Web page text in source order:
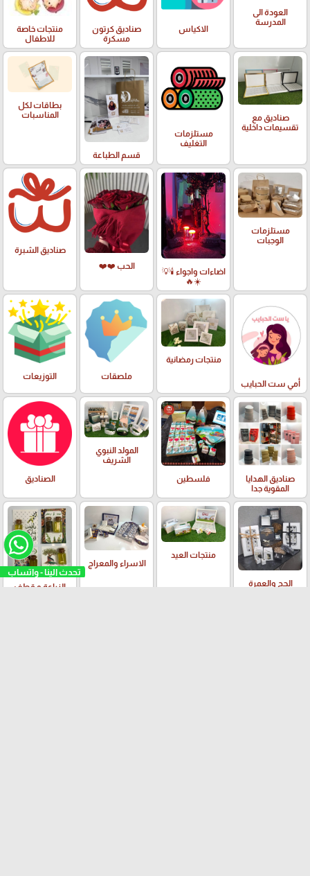
العودة الى
المدرسة
الاكياس
صناديق كرتون
مسكرة
منتجات خاصة
للاطفال
صناديق مع
تقسيمات داخلية
مستلزمات
التغليف
قسم الطباعة
بطاقات لكل
المناسبات
مستلزمات
الوجبات
اضاءات واجواء 🕯️💡
☀️🔥
الحب ❤️❤️
صناديق الشبرة
أمي ست الحبايب
منتجات رمضانية
ملصقات
التوزيعات
صناديق الهدايا
المقوية جدا
فلسطين
المولد النبوي
الشريف
الصناديق
الحج والعمرة
منتجات العيد
الاسراء والمعراج
الزراعة و قطف